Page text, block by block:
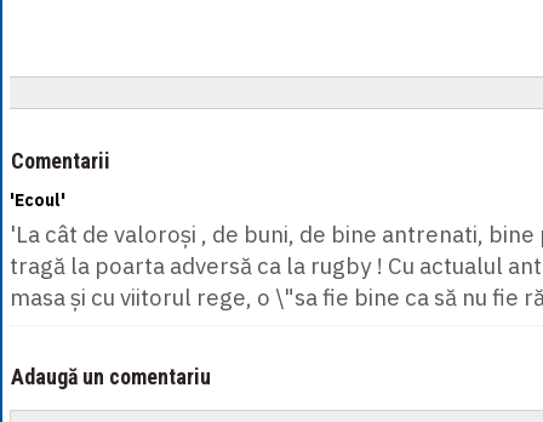
Comentarii
'Ecoul'
'La cât de valoroși , de buni, de bine antrenati,
tragă la poarta adversă ca la rugby ! Cu actualul
masa și cu viitorul rege, o \"sa fie bine ca să nu fie
Adaugă un comentariu